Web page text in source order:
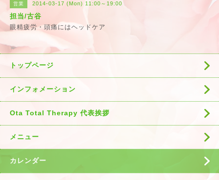
営業 2014-03-17 (Mon) 11:00～19:00
担当/古谷
眼精疲労・頭痛にはヘッドケア
トップページ
インフォメーション
Ota Total Therapy 代表挨拶
メニュー
カレンダー